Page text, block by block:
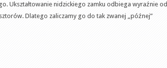
Ukształtowanie nidzickiego zamku odbiega wyraźnie od
Dlatego zaliczamy go do tak zwanej „późnej”